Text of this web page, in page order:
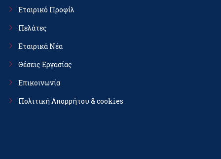
Εταιρικό Προφίλ
Πελάτες
Εταιρικά Νέα
Θέσεις Εργασίας
Επικοινωνία
Πολιτική Απορρήτου & cookies